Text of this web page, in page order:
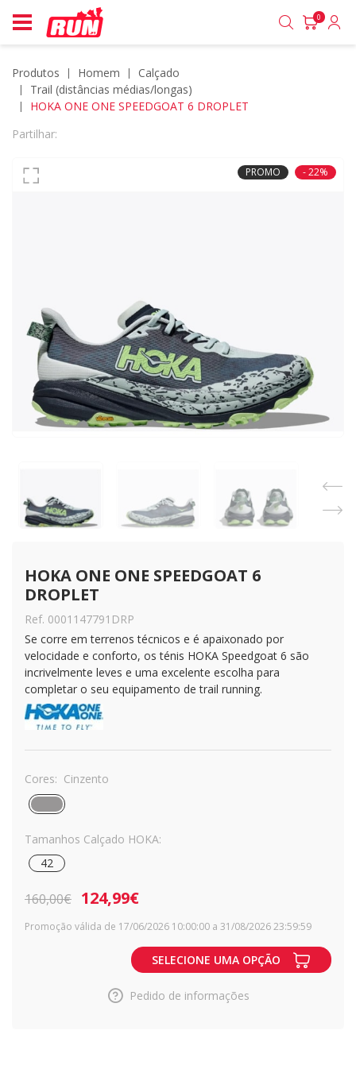
0
Produtos homem
calçado
trail (distâncias médias/longas)
HOKA ONE ONE SPEEDGOAT 6 DROPLET
Partilhar:
PROMO - 22%
HOKA ONE ONE SPEEDGOAT 6
DROPLET
Ref. 0001147791DRP
Se corre em terrenos técnicos e é apaixonado por
velocidade e conforto, os ténis HOKA Speedgoat 6 são
incrivelmente leves e uma excelente escolha para
completar o seu equipamento de trail running.
Cores: Cinzento
Tamanhos Calçado HOKA:
42
160,00€ 124,99€
Promoção válida de 17/06/2026 10:00:00 a 31/08/2026 23:59:59
SELECIONE UMA OPÇÃO
Pedido de informações